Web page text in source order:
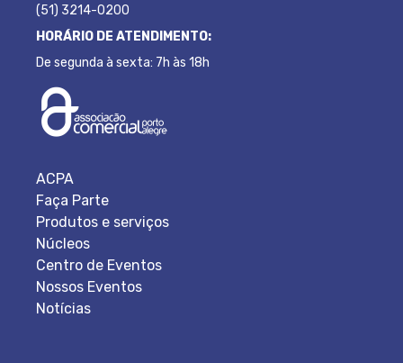
(51) 3214-0200
HORÁRIO DE ATENDIMENTO:
De segunda à sexta: 7h às 18h
ACPA
Faça Parte
Produtos e serviços
Núcleos
Centro de Eventos
Nossos Eventos
Notícias